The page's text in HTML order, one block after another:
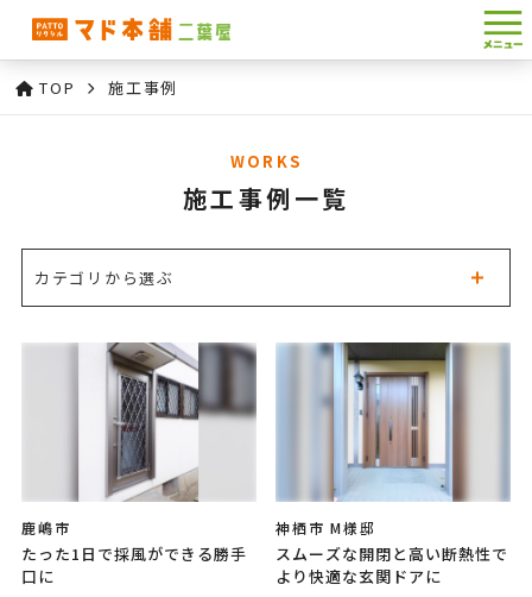
TOP 施工事例
WORKS
施工事例一覧
カテゴリから選ぶ
鹿嶋市
たった1日で採風ができる勝手
口に
神栖市 M様邸
スムーズな開閉と高い断熱性で
より快適な玄関ドアに